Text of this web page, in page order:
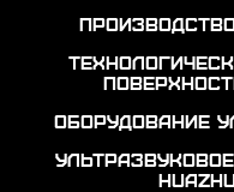
Оборудование